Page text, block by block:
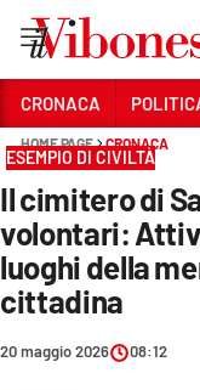
Sezioni
CRONACA
POLITICA
SANITÀ
AMBIENTE
CRONACA
HOME PAGE CRONACA
ESEMPIO DI CIVILTÀ
Il cimitero di
volontari:
luoghi della
cittadina
20 maggio 2026 08:12